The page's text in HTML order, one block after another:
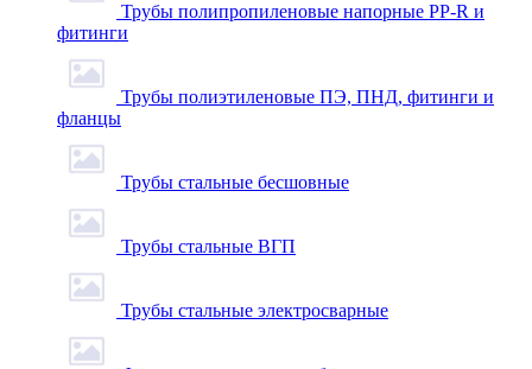
Трубы полипропиленовые напорные PP-R и
фитинги
Трубы полиэтиленовые ПЭ, ПНД, фитинги и
фланцы
Трубы стальные бесшовные
Трубы стальные ВГП
Трубы стальные электросварные